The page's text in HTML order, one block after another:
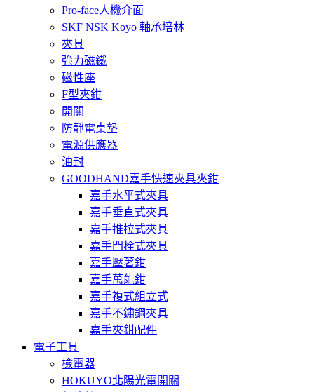
Pro-face人機介面
SKF NSK Koyo 軸承培林
夾具
強力磁鐵
磁性座
F型夾鉗
開關
防靜電桌墊
電源供應器
油封
GOODHAND嘉手快速夾具夾鉗
嘉手水平式夾具
嘉手垂直式夾具
嘉手推拉式夾具
嘉手門栓式夾具
嘉手壓著鉗
嘉手萬能鉗
嘉手複式組立式
嘉手不鏽鋼夾具
嘉手夾鉗配件
電子工具
檢電器
HOKUYO北陽光電開關